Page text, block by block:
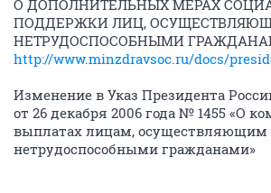
О ДОПОЛНИТЕЛЬНЫХ МЕРАХ
ПОДДЕРЖКИ ЛИЦ,
НЕТРУДОСПОСОБНЫМИ
http://www.minzdravsoc.ru/docs/
Изменение в Указ Президента
от 26 декабря 2006 года № 1455 «О
выплатах лицам, осуществляющим
нетрудоспособными гражданами»